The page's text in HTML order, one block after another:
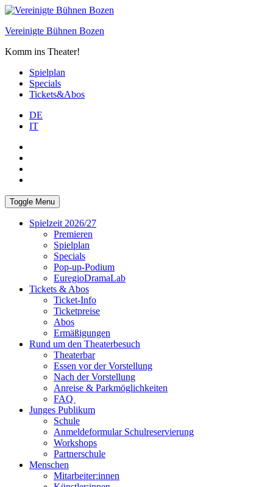
Skip
content
Vereinigte Bühnen Bozen
Komm ins Theater!
Spielplan
Specials
Tickets&Abos
DE
IT
Toggle Menu
Spielzeit 2026/27
Premieren
Spielplan
Specials
Pop-up-Podium
EuregioDramaLab
Tickets & Abos
Ticket-Info
Ticketpreise
Abos
Ermäßigungen
Rund um den Theaterbesuch
Theaterbar
Essen vor der Vorstellung
Nach der Vorstellung
Anreise & Parkmöglichkeiten
FAQ
Junges Publikum
Schule
Anmeldeformular Schulreservierung
Workshops
Partnerschule
Menschen
Mitarbeiter:innen